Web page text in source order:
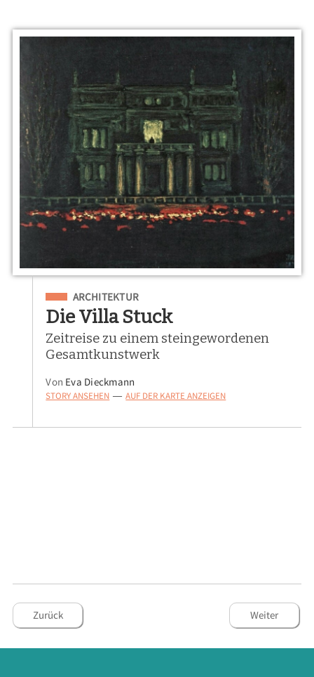
Eingeordnet unter
ARCHITEKTUR
Die Villa Stuck
Zeitreise zu einem steingewordenen
Gesamtkunstwerk
Von Eva Dieckmann
STORY ANSEHEN — AUF DER KARTE ANZEIGEN
Zurück Weiter